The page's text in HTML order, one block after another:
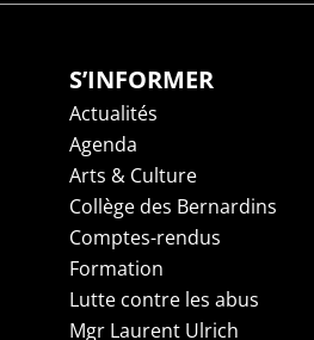
S’INFORMER
Actualités
Agenda
Arts & Culture
Collège des Bernardins
Comptes-rendus
Formation
Lutte contre les abus
Mgr Laurent Ulrich